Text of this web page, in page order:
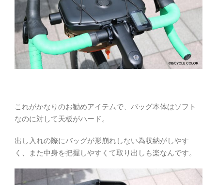
これがかなりのお勧めアイテムで、バッグ本体はソフト
なのに対して天板がハード。
出し入れの際にバッグが形崩れしない為収納がしやす
く、また中身を把握しやすくて取り出しも楽なんです。